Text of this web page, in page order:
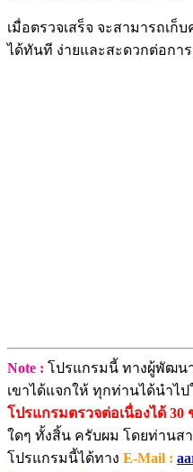
เมื่อตรวจเสร็จ จะสามารถเก็
ได้ทันที ง่ายและสะดวกต่อกา
Note : โปรแกรมนี้ ทางผู้พัฒนา
เขาได้แจกให้ ทุกท่านได้นำไ
โปรแกรมตรวจต่อเนื่องได้ 30
ใดๆ ทั้งสิ้น ครับผม โดยท่าน
โปรแกรมนี้ได้ทาง E-Mail :